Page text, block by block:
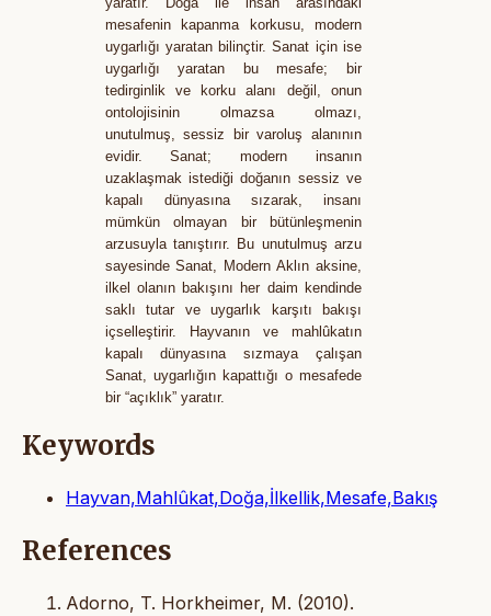
mesafenin kapanma korkusu, modern
uygarlığı yaratan bilinçtir. Sanat için ise
uygarlığı yaratan bu mesafe; bir
tedirginlik ve korku alanı değil, onun
ontolojisinin olmazsa olmazı,
unutulmuş, sessiz bir varoluş alanının
evidir. Sanat; modern insanın
uzaklaşmak istediği doğanın sessiz ve
kapalı dünyasına sızarak, insanı
mümkün olmayan bir bütünleşmenin
arzusuyla tanıştırır. Bu unutulmuş arzu
sayesinde Sanat, Modern Aklın aksine,
ilkel olanın bakışını her daim kendinde
saklı tutar ve uygarlık karşıtı bakışı
içselleştirir. Hayvanın ve mahlûkatın
kapalı dünyasına sızmaya çalışan
Sanat, uygarlığın kapattığı o mesafede
bir “açıklık” yaratır.
Keywords
Hayvan,Mahlûkat,Doğa,İlkellik,Mesafe,Bakış
References
Adorno, T. Horkheimer, M. (2010).